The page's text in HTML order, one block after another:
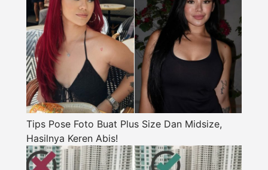
Tips Pose Foto Buat Plus Size Dan Midsize,
Hasilnya Keren Abis!